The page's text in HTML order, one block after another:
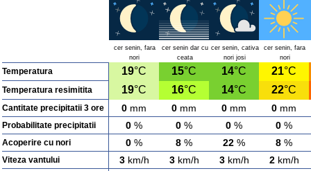
cer senin, fara
nori
cer senin dar cu
ceata
cer senin, cativa
nori josi
cer senin, fara
nori
Temperatura 19°C 15°C 14°C 21°C
Temperatura resimitita 19°C 16°C 14°C 22°C
Cantitate precipitatii 3 ore 0 mm 0 mm 0 mm 0 mm
Probabilitate precipitatii 0 % 0 % 0 % 0 %
Acoperire cu nori 0 % 8 % 22 % 8 %
Viteza vantului 3km/h 3km/h 3km/h 2km/h